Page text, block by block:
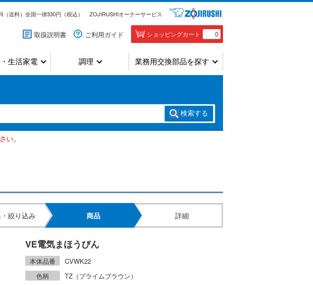
送料）全国一律330円（税込） ZOJIRUSHIオーナーサービス
取扱説明書 ご利用ガイド ショッピングカート 0
生活家電 調理 業務用交換部品を探す
検索する
い。
絞り込み 商品 詳細
VE電気まほうびん
本体品番
CVWK22
色柄
TZ（プライムブラウン）